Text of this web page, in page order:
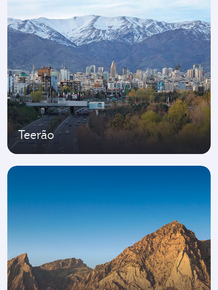
Teerão